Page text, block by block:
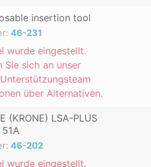
insertion tool
46-231
wurde eingestellt.
Sie sich an unser
über Alternativen.
(KRONE) LSA-PLUS
46-202
wurde eingestellt.